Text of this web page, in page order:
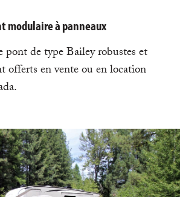
modulaire à panneaux
pont de type Bailey robustes et
offerts en vente ou en location